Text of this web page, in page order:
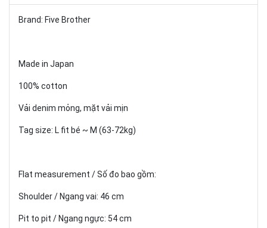
Brand: Five Brother
Made in Japan
100% cotton
Vải denim mỏng, mặt vải mịn
Tag size: L fit bé ~ M (63-72kg)
Flat measurement / Số đo bao gồm:
Shoulder / Ngang vai: 46 cm
Pit to pit / Ngang ngực: 54 cm